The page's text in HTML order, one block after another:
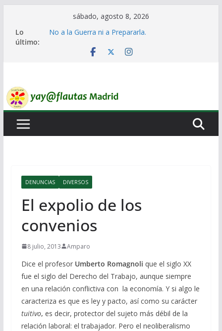
contenido
sábado, agosto 8, 2026
Lo
último:
No a la Guerra ni a Prepararla.
Ni un Euro para el Rearme. Ni un Voto para la
DENUNCIAS DIVERSOS
El expolio de los
convenios
8 julio, 2013 Amparo
Dice el profesor Umberto Romagnoli que el siglo XX
fue el siglo del Derecho del Trabajo, aunque siempre
en una relación conflictiva con la economía. Y si algo le
caracteriza es que es ley y pacto, así como su carácter
tuitivo, es decir, protector del sujeto más débil de la
relación laboral: el trabajador. Pero el neoliberalismo